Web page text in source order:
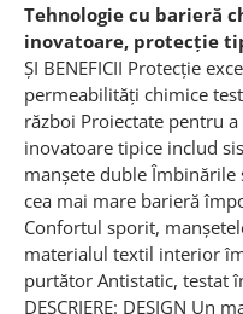
Tehnologie cu barieră
inovatoare, protecție
ȘI BENEFICII Protecție
permeabilități chimice
război Proiectate pentru
inovatoare tipice includ
manșete duble Îmbinările
cea mai mare barieră
Confortul sporit,
materialul textil interior
purtător Antistatic, testat
DESCRIERE: DESIGN Un